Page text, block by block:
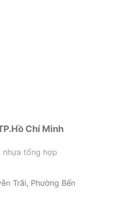
Chí Minh
nhựa tổng hợp
Trãi, Phường Bến